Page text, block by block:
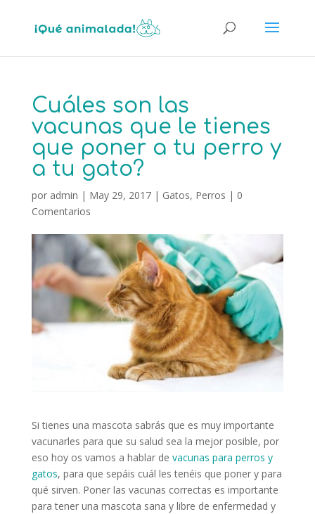
Cuáles son las
vacunas que le tienes
que poner a tu perro y
a tu gato?
por admin | May 29, 2017| Gatos, Perros | 0
Comentarios
Si tienes una mascota sabrás que es muy importante
vacunarles para que su salud sea la mejor posible, por
eso hoy os vamos a hablar de vacunas para perros y
gatos, para que sepáis cuál les tenéis que poner y para
qué sirven. Poner las vacunas correctas es importante
para tener una mascota sana y libre de enfermedad y